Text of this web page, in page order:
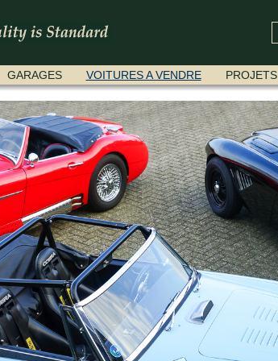
GARAGES VOITURES A VENDRE PROJETS